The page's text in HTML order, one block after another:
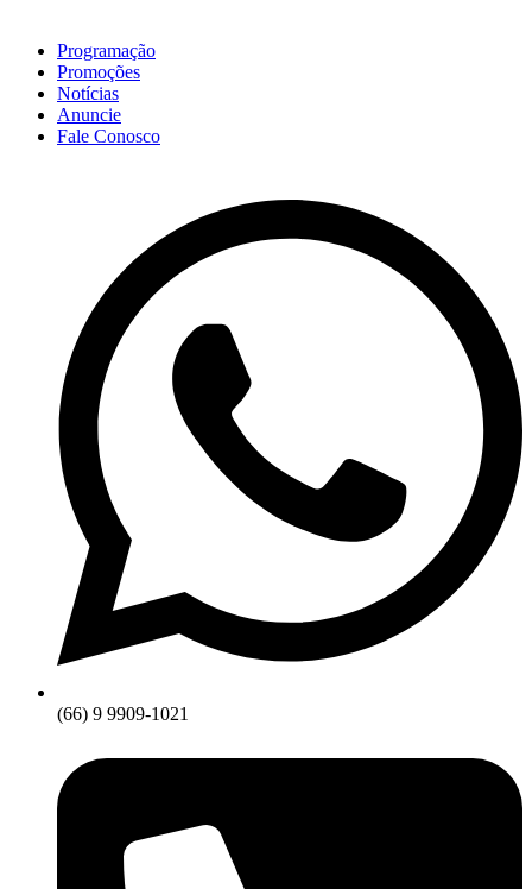
Programação
Promoções
Notícias
Anuncie
Fale Conosco
(66) 9 9909-1021